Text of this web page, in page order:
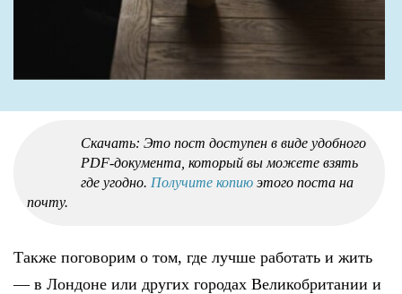
Скачать: Это пост доступен в виде удобного
PDF-документа, который вы можете взять
где угодно. Получите копию этого поста на
почту.
Также поговорим о том, где лучше работать и жить
— в Лондоне или других городах Великобритании и